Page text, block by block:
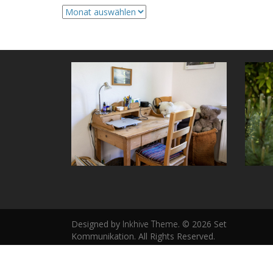
Archive
Designed by Inkhive Theme. © 2026 Set
Kommunikation. All Rights Reserved.